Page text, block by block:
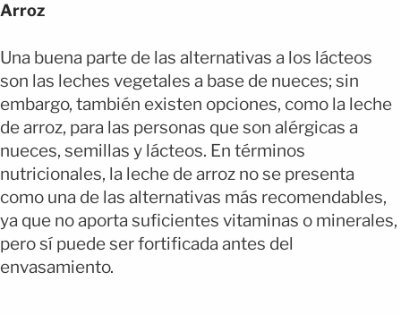
Arroz
Una buena parte de las alternativas a los lácteos
son las leches vegetales a base de nueces; sin
embargo, también existen opciones, como la leche
de arroz, para las personas que son alérgicas a
nueces, semillas y lácteos. En términos
nutricionales, la leche de arroz no se presenta
como una de las alternativas más recomendables,
ya que no aporta suficientes vitaminas o minerales,
pero sí puede ser fortificada antes del
envasamiento.